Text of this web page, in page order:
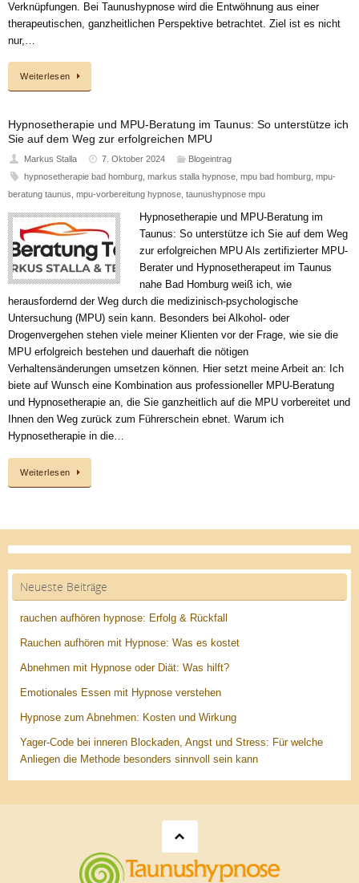
Verknüpfungen. Bei Taunushypnose wird die Entwöhnung aus einer
therapeutischen, ganzheitlichen Perspektive betrachtet. Ziel ist es nicht
nur,…
Weiterlesen
Hypnosetherapie und MPU-Beratung im Taunus: So unterstütze ich
Sie auf dem Weg zur erfolgreichen MPU
Markus Stalla 7. Oktober 2024
Blogeintrag
hypnosetherapie bad homburg, markus stalla hypnose, mpu bad homburg, mpu-
beratung taunus, mpu-vorbereitung hypnose, taunushypnose mpu
Hypnosetherapie und MPU-Beratung im
Taunus: So unterstütze ich Sie auf dem Weg
zur erfolgreichen MPU Als zertifizierter MPU-
Berater und Hypnosetherapeut im Taunus
nahe Bad Homburg weiß ich, wie
herausfordernd der Weg durch die medizinisch-psychologische
Untersuchung (MPU) sein kann. Besonders bei Alkohol- oder
Drogenvergehen stehen viele meiner Klienten vor der Frage, wie sie die
MPU erfolgreich bestehen und dauerhaft die nötigen
Verhaltensänderungen umsetzen können. Hier setzt meine Arbeit an: Ich
biete auf Wunsch eine Kombination aus professioneller MPU-Beratung
und Hypnosetherapie an, die Sie ganzheitlich auf die MPU vorbereitet und
Ihnen den Weg zurück zum Führerschein ebnet. Warum ich
Hypnosetherapie in die…
Weiterlesen
Neueste Beiträge
rauchen aufhören hypnose: Erfolg & Rückfall
Rauchen aufhören mit Hypnose: Was es kostet
Abnehmen mit Hypnose oder Diät: Was hilft?
Emotionales Essen mit Hypnose verstehen
Hypnose zum Abnehmen: Kosten und Wirkung
Yager-Code bei inneren Blockaden, Angst und Stress: Für welche
Anliegen die Methode besonders sinnvoll sein kann